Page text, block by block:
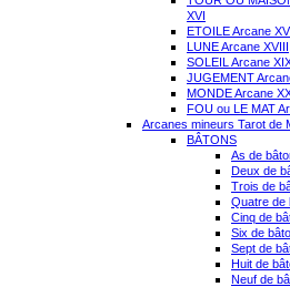
XVI
ETOILE Arcane
LUNE Arcane XVIII
SOLEIL Arcane
JUGEMENT
MONDE Arcane
FOU ou LE MAT
Arcanes mineurs Tarot de
BÂTONS
As de
Deux de
Trois de
Quatre de
Cinq de
Six de
Sept de
Huit de
Neuf de